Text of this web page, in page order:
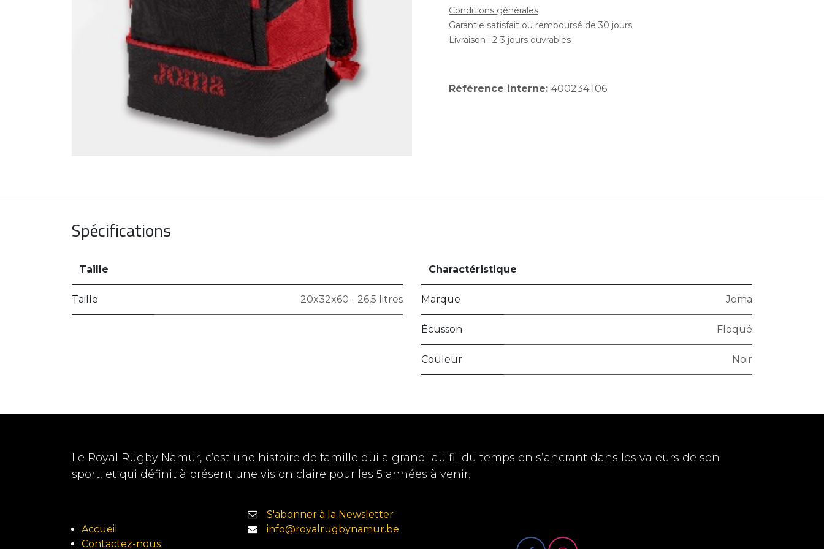
Conditions générales
Garantie satisfait ou remboursé de 30 jours
Livraison : 2-3 jours ouvrables
Référence interne: 400234.106
Spécifications
Taille
Taille 20x32x60 - 26,5 litres
Charactéristique
Marque Joma
Écusson Floqué
Couleur Noir
Le Royal Rugby Namur, c’est une histoire de famille qui a grandi au fil du temps en s’ancrant dans les valeurs de son
sport, et qui définit à présent une vision claire pour les 5 années à venir.
Accueil
Contactez-nous
S'abonner à la Newsletter
info@royalrugbynamur.be